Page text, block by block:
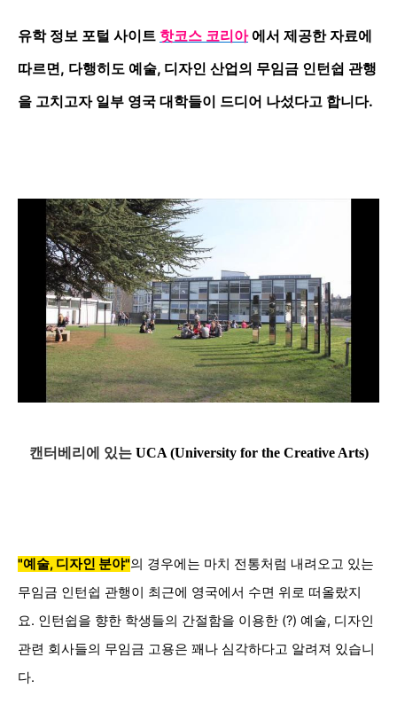
유학 정보 포털 사이트 핫코스 코리아에서 제공한 자료에
따르면, 다행히도 예술, 디자인 산업의 무임금 인턴쉽 관행
을 고치고자 일부 영국 대학들이 드디어 나섰다고 합니다.
캔터베리에 있는 UCA (University for the Creative Arts)
"예술, 디자인 분야"의 경우에는 마치 전통처럼 내려오고 있는
무임금 인턴쉽 관행이 최근에 영국에서 수면 위로 떠올랐지
요. 인턴쉽을 향한 학생들의 간절함을 이용한 (?) 예술, 디자인
관련 회사들의 무임금 고용은 꽤나 심각하다고 알려져 있습니
다.